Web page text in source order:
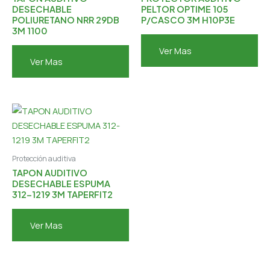
DESECHABLE
POLIURETANO NRR 29DB
3M 1100
Ver Mas
PELTOR OPTIME 105
P/CASCO 3M H10P3E
Ver Mas
Protección auditiva
TAPON AUDITIVO
DESECHABLE ESPUMA
312-1219 3M TAPERFIT2
Ver Mas